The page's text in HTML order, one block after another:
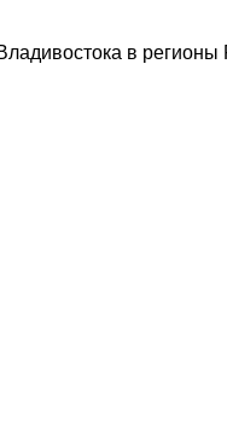
в регионы